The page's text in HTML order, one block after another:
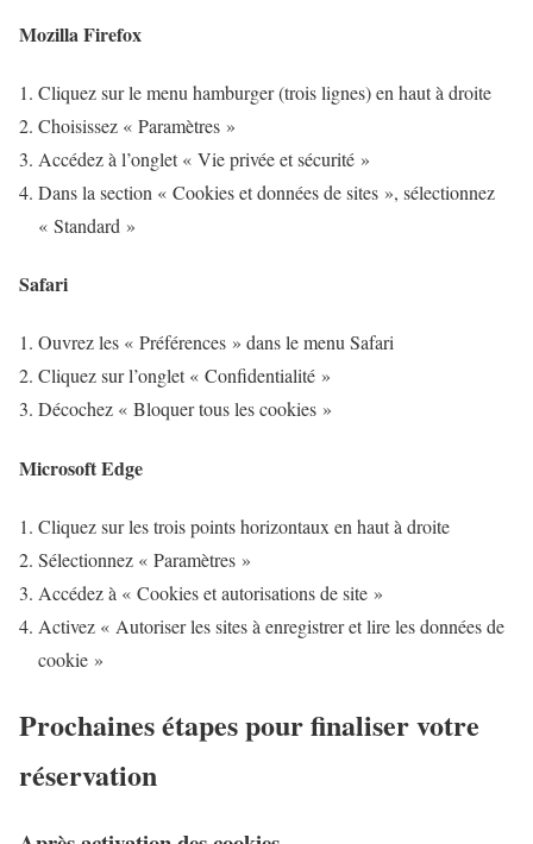
Mozilla Firefox
Cliquez sur le menu hamburger (trois lignes) en haut à droite
Choisissez « Paramètres »
Accédez à l’onglet « Vie privée et sécurité »
Dans la section « Cookies et données de sites », sélectionnez
« Standard »
Safari
Ouvrez les « Préférences » dans le menu Safari
Cliquez sur l’onglet « Confidentialité »
Décochez « Bloquer tous les cookies »
Microsoft Edge
Cliquez sur les trois points horizontaux en haut à droite
Sélectionnez « Paramètres »
Accédez à « Cookies et autorisations de site »
Activez « Autoriser les sites à enregistrer et lire les données de
cookie »
Prochaines étapes pour finaliser votre
réservation